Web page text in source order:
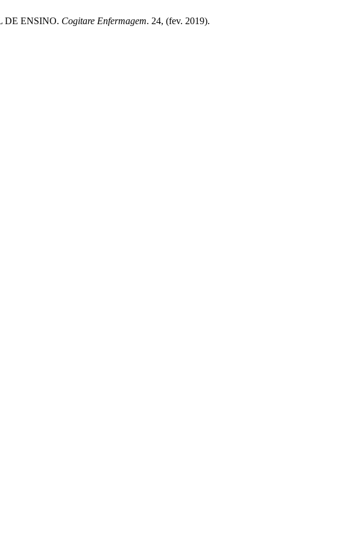
DE ENSINO. Cogitare Enfermagem. 24, (fev. 2019).